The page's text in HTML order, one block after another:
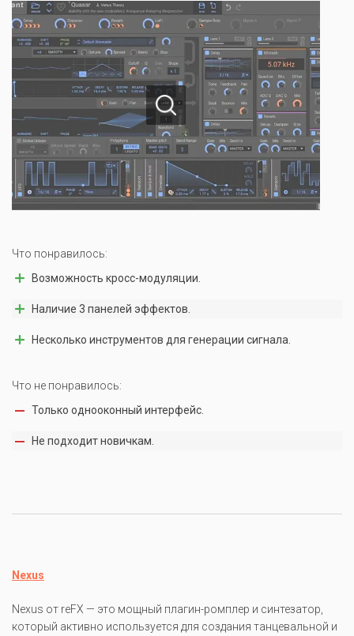
Что понравилось:
Возможность кросс-модуляции.
Наличие 3 панелей эффектов.
Несколько инструментов для генерации сигнала.
Что не понравилось:
Только однооконный интерфейс.
Не подходит новичкам.
Nexus
Nexus от reFX — это мощный плагин-ромплер и синтезатор,
который активно используется для создания танцевальной и